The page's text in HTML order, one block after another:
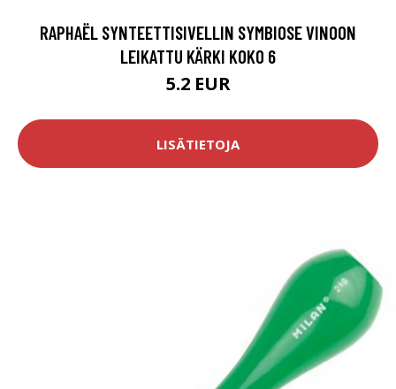
RAPHAËL SYNTEETTISIVELLIN SYMBIOSE VINOON
LEIKATTU KÄRKI KOKO 6
5.2 EUR
LISÄTIETOJA